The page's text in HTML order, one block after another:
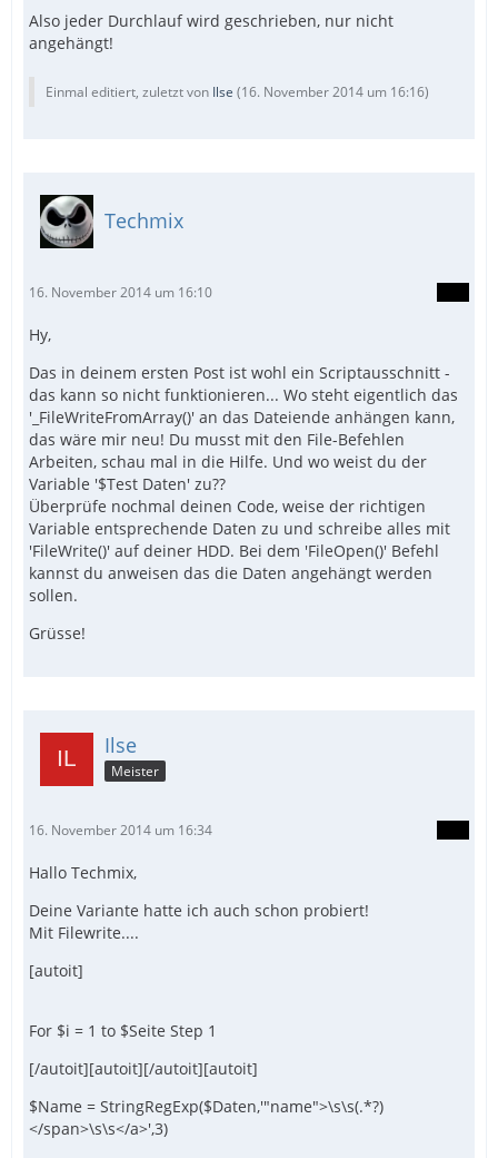
Also jeder Durchlauf wird geschrieben, nur nicht
angehängt!
Einmal editiert, zuletzt von Ilse (16. November 2014 um 16:16)
Techmix
16. November 2014 um 16:10
Hy,
Das in deinem ersten Post ist wohl ein Scriptausschnitt -
das kann so nicht funktionieren... Wo steht eigentlich das
'_FileWriteFromArray()' an das Dateiende anhängen kann,
das wäre mir neu! Du musst mit den File-Befehlen
Arbeiten, schau mal in die Hilfe. Und wo weist du der
Variable '$Test Daten' zu??
Überprüfe nochmal deinen Code, weise der richtigen
Variable entsprechende Daten zu und schreibe alles mit
'FileWrite()' auf deiner HDD. Bei dem 'FileOpen()' Befehl
kannst du anweisen das die Daten angehängt werden
sollen.
Grüsse!
Ilse
Meister
16. November 2014 um 16:34
Hallo Techmix,
Deine Variante hatte ich auch schon probiert!
Mit Filewrite....
[autoit]
For $i = 1 to $Seite Step 1
[/autoit][autoit][/autoit][autoit]
$Name = StringRegExp($Daten,'"name">\s\s(.*?)
</span>\s\s</a>',3)